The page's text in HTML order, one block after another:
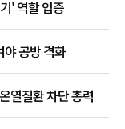
' 역할 입증
공방 격화
열질환 차단 총력